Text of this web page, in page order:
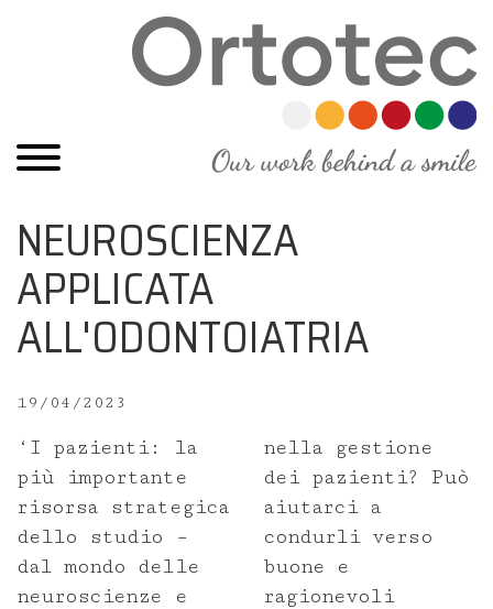
Home
Chi siamo
Staff Ortotec
Formazione
Corsi
NEUROSCIENZA
APPLICATA
ALL'ODONTOIATRIA
19/04/2023
‘I pazienti: la
più importante
risorsa strategica
dello studio –
dal mondo delle
neuroscienze e
nella gestione
dei pazienti? Può
aiutarci a
condurli verso
buone e
ragionevoli